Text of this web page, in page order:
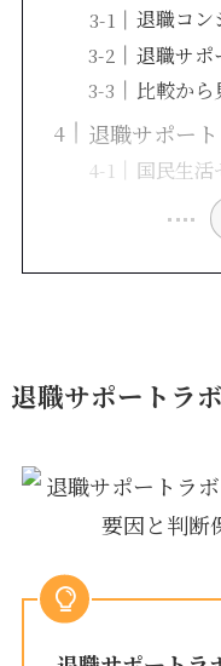
退職コン
退職サポ
比較か
退職サポー
国民生活
退職サポートラ